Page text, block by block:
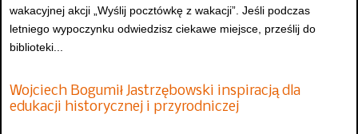
wakacyjnej akcji „Wyślij pocztówkę z wakacji”. Jeśli podczas
letniego wypoczynku odwiedzisz ciekawe miejsce, prześlij do
biblioteki...
Wojciech Bogumił Jastrzębowski inspiracją dla
edukacji historycznej i przyrodniczej